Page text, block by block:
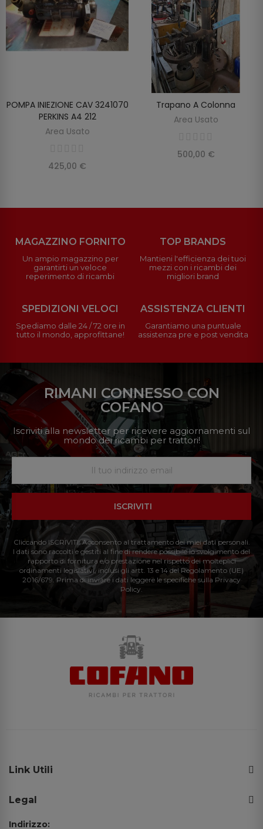
SCOPRIRE
POMPA INIEZIONE CAV 3241070
PERKINS A4 212
Area Usato
425,00 €
SCOPRIRE
Trapano A Colonna
Area Usato
500,00 €
MAGAZZINO FORNITO
Un ampio magazzino per
garantirti un veloce
reperimento di ricambi
TOP BRANDS
Mantieni l'efficienza dei tuoi
mezzi con i ricambi dei
migliori brand
SPEDIZIONI VELOCI
Spediamo dalle 24 / 72 ore in
tutto il mondo, approfittane!
ASSISTENZA CLIENTI
Garantiamo una puntuale
assistenza pre e post vendita
RIMANI CONNESSO CON
COFANO
Iscriviti alla newsletter per ricevere aggiornamenti sul
mondo dei ricambi per trattori!
ISCRIVITI
Cliccando ISCRIVITI: Acconsento al trattamento dei miei dati personali.
I dati sono raccolti e gestiti al fine di rendere possibile lo svolgimento del
rapporto di fornitura e/o prestazione nel rispetto dei molteplici
ordinamenti legislativi, inclusi gli artt. 13 e 14 del Regolamento (UE)
2016/679. Prima di inviare i dati leggere le specifiche sulla Privacy
Policy.
Link Utili
Legal
Indirizzo: